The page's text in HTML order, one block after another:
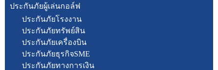
ประกันภัยผู้เล่นกอล์ฟ
ประกันภัยโรงงาน
ประกันภัยทรัพย์สิน
ประกันภัยเครื่องบิน
ประกันภัยธุรกิจSME
ประกันภัยทางการเงิน